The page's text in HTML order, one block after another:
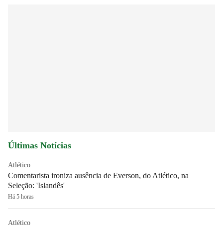
Últimas Notícias
Atlético
Comentarista ironiza ausência de Everson, do Atlético, na
Seleção: 'Islandês'
Há 5 horas
Atlético